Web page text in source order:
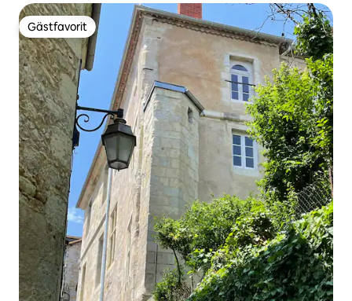
Gästfavorit
Gästfavorit